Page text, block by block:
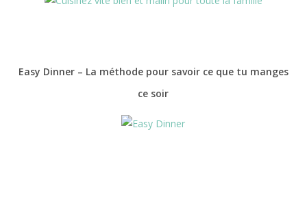
Easy Dinner – La méthode pour savoir ce que tu manges
ce soir